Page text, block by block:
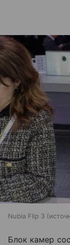
Nubia Flip 3
Блок камер